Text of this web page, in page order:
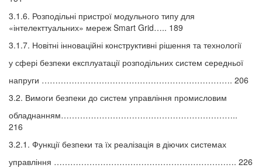
3.1.6. Розподільні пристрої модульного типу для
«інтелекттуальних» мереж Smart Grid….. 189
3.1.7. Новітні інноваційні конструктивні рішення та технології
у сфері безпеки експлуатації розподільних систем середньої
напруги ……………………………………………………………. 206
3.2. Вимоги безпеки до систем управління промисловим
обладнанням………………………………………………………..
216
3.2.1. Функції безпеки та їх реалізація в діючих системах
управління …………………………………………………………. 226